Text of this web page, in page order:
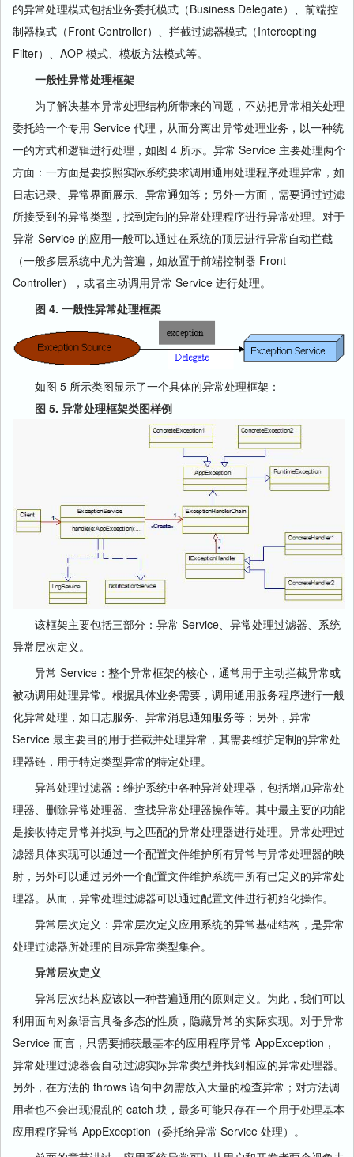
的异常处理模式包括业务委托模式（Business Delegate）、前端控
制器模式（Front Controller）、拦截过滤器模式（Intercepting
Filter）、AOP 模式、模板方法模式等。
一般性异常处理框架
为了解决基本异常处理结构所带来的问题，不妨把异常相关处理
委托给一个专用 Service 代理，从而分离出异常处理业务，以一种统
一的方式和逻辑进行处理，如图 4 所示。异常 Service 主要处理两个
方面：一方面是要按照实际系统要求调用通用处理程序处理异常，如
日志记录、异常界面展示、异常通知等；另外一方面，需要通过过滤
所接受到的异常类型，找到定制的异常处理程序进行异常处理。对于
异常 Service 的应用一般可以通过在系统的顶层进行异常自动拦截
（一般多层系统中尤为普遍，如放置于前端控制器 Front
Controller），或者主动调用异常 Service 进行处理。
图 4. 一般性异常处理框架
如图 5 所示类图显示了一个具体的异常处理框架：
图 5. 异常处理框架类图样例
该框架主要包括三部分：异常 Service、异常处理过滤器、系统
异常层次定义。
异常 Service：整个异常框架的核心，通常用于主动拦截异常或
被动调用处理异常。根据具体业务需要，调用通用服务程序进行一般
化异常处理，如日志服务、异常消息通知服务等；另外，异常
Service 最主要目的用于拦截并处理异常，其需要维护定制的异常处
理器链，用于特定类型异常的特定处理。
异常处理过滤器：维护系统中各种异常处理器，包括增加异常处
理器、删除异常处理器、查找异常处理器操作等。其中最主要的功能
是接收特定异常并找到与之匹配的异常处理器进行处理。异常处理过
滤器具体实现可以通过一个配置文件维护所有异常与异常处理器的映
射，另外可以通过另外一个配置文件维护系统中所有已定义的异常处
理器。从而，异常处理过滤器可以通过配置文件进行初始化操作。
异常层次定义：异常层次定义应用系统的异常基础结构，是异常
处理过滤器所处理的目标异常类型集合。
异常层次定义
异常层次结构应该以一种普遍通用的原则定义。为此，我们可以
利用面向对象语言具备多态的性质，隐藏异常的实际实现。对于异常
Service 而言，只需要捕获最基本的应用程序异常 AppException，
异常处理过滤器会自动过滤实际异常类型并找到相应的异常处理器。
另外，在方法的 throws 语句中勿需放入大量的检查异常；对方法调
用者也不会出现混乱的 catch 块，最多可能只存在一个用于处理基本
应用程序异常 AppException（委托给异常 Service 处理）。